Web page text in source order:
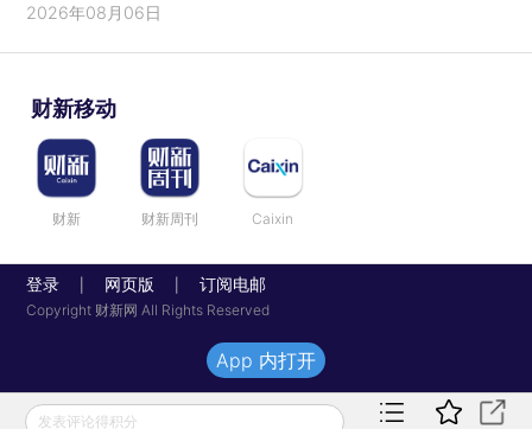
2026年08月06日
财新移动
财新 财新周刊 Caixin
登录 网页版 订阅电邮
Copyright 财新网 All Rights Reserved
发表评论得积分
App 内打开